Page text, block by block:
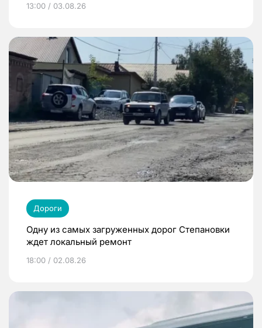
13:00 / 03.08.26
Дороги
Одну из самых загруженных дорог Степановки
ждет локальный ремонт
18:00 / 02.08.26